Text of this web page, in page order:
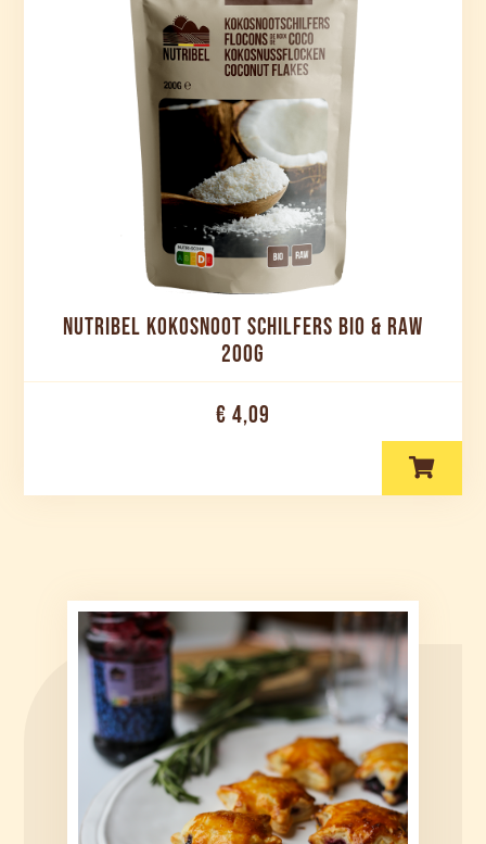
NUTRIBEL KOKOSNOOT SCHILFERS BIO & RAW
200G
€ 4,09